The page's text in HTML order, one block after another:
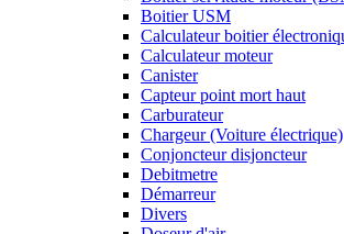
Boitier USM
Calculateur boitier
Calculateur moteur
Canister
Capteur point mort haut
Carburateur
Chargeur (Voiture électrique)
Conjoncteur disjoncteur
Debitmetre
Démarreur
Divers